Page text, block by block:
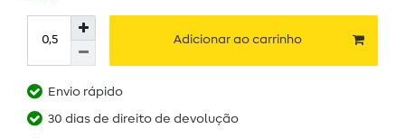
Adicionar ao carrinho
Envio rápido
30 dias de direito de devolução